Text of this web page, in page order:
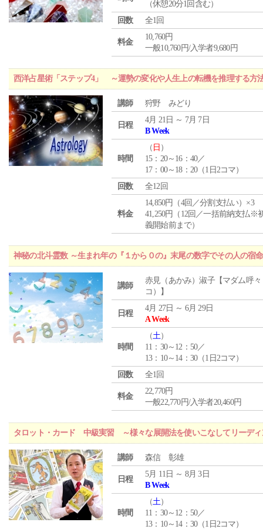
（休憩20分1回含む）
回数
全1回
料金
10,760円
一般10,760円/入学者9,680円
西洋占星術「ステップ4」 ～運勢の変化や人生上の転機を推理する方
講師 狩野 みどり
日程
4月 21日 ～ 7月 7日
B Week
時間
（ 日 ）
15：20～16：40／
17：00～18：20（1日2コマ）
回数
全12回
料金
14,850円（4回／分割支払い）×3
41,250円（12回／一括前納支払※
義開始前まで）
神秘の北斗霊数 ～生まれ年の『１から０の』末尾の数字でその人の宿
講師
赤見（あかみ）淑子【マダム呼々
コ）】
日程
4月 27日 ～ 6月 29日
A Week
時間
（土）
11：30～12：50／
13：10～14：30（1日2コマ）
回数
全1回
料金
22,770円
一般22,770円/入学者20,460円
タロット・カード 中級実習 ～様々な展開法を使いこなしてリーディ
講師 森信 彰雄
日程
5月 11日 ～ 8月 3日
B Week
時間
（土）
11：30～12：50／
13：10～14：30（1日2コマ）